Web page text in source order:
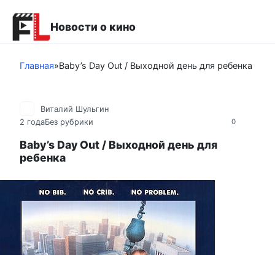
контенту
Новости о кино
Главная»Baby’s Day Out / Выходной день для ребенка
0
Виталий Шульгин
2 годаБез рубрики
Baby’s Day Out / Выходной день для
ребенка